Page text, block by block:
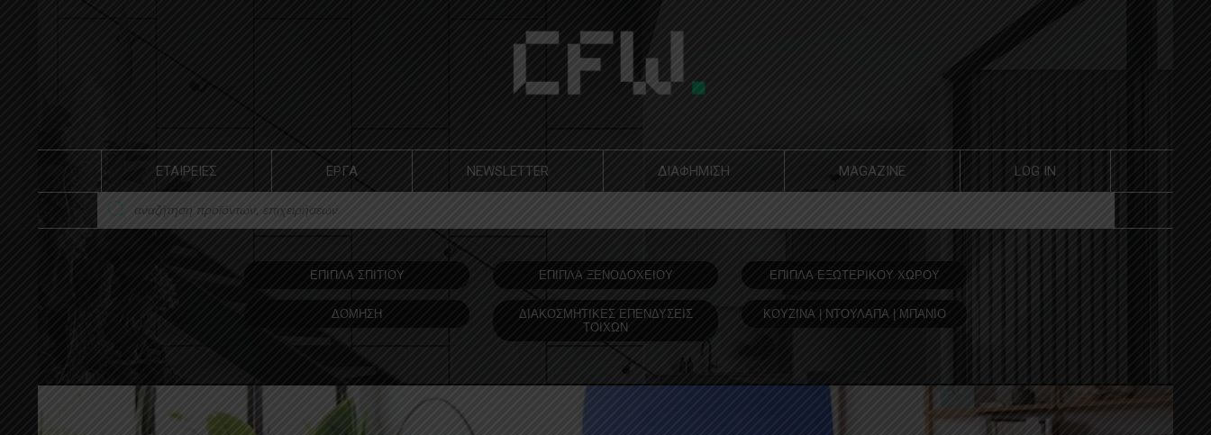
ΕΤΑΙΡΕΙΕΣ ΕΡΓΑ NEWSLETTER ΔΙΑΦΗΜΙΣΗ MAGAZINE LOG IN
ΕΠΙΠΛΑ ΣΠΙΤΙΟΥ ΕΠΙΠΛΑ ΞΕΝΟΔOΧΕΙΟΥ ΕΠΙΠΛΑ ΕΞΩΤΕΡΙΚΟΥ ΧΩΡΟΥ
ΔΟΜΗΣΗ
ΔΙΑΚΟΣΜΗΤΙΚΕΣ ΕΠΕΝΔΥΣΕΙΣ
ΤΟΙΧΩΝ
ΚΟΥΖΙΝΑ | ΝΤΟΥΛΑΠΑ | ΜΠΑΝΙΟ